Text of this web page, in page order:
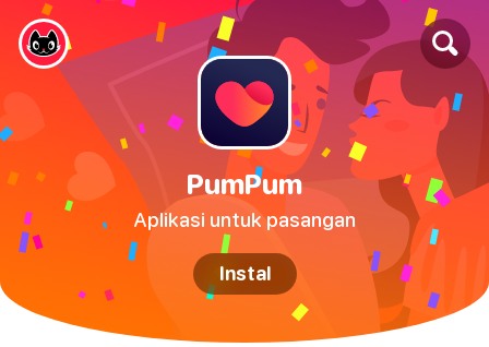
PumPum
Aplikasi untuk pasangan
Instal